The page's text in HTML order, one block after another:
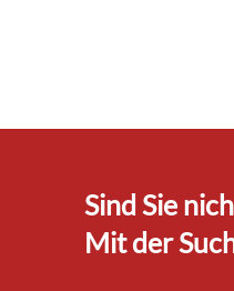
Sind Sie
Mit der